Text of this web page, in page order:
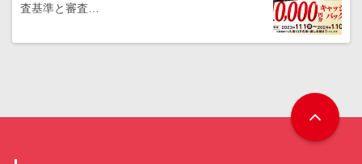
査基準と審査…